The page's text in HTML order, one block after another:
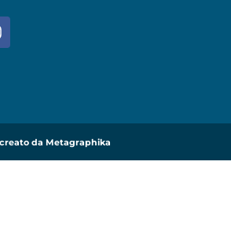
creato da Metagraphika